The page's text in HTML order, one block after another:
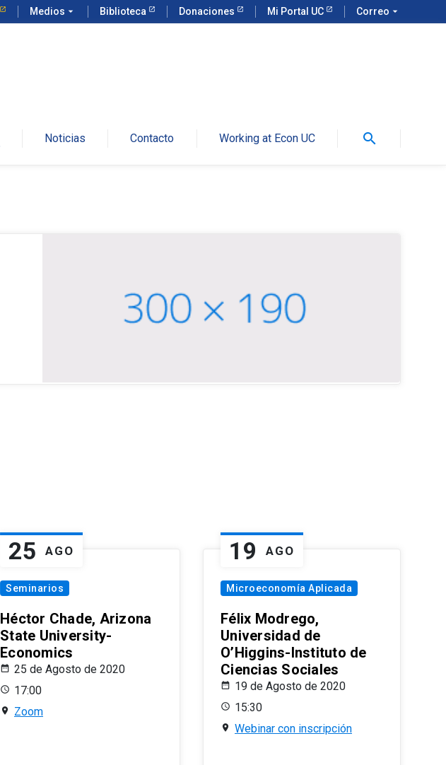
Medios arrow_drop_down Biblioteca Donaciones Mi Portal UC Correo arrow_drop_down
Noticias Contacto Working at Econ UC search
25 AGO
Seminarios
Héctor Chade, Arizona
State University-
Economics
25 de Agosto de 2020
17:00
Zoom
19 AGO
Microeconomía Aplicada
Félix Modrego,
Universidad de
O’Higgins-Instituto de
Ciencias Sociales
19 de Agosto de 2020
15:30
Webinar con inscripción